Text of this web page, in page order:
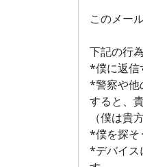
このメー
下記の行
*僕に返信
*警察や他
すると、
（僕は貴
*僕を探そ
*デバイス